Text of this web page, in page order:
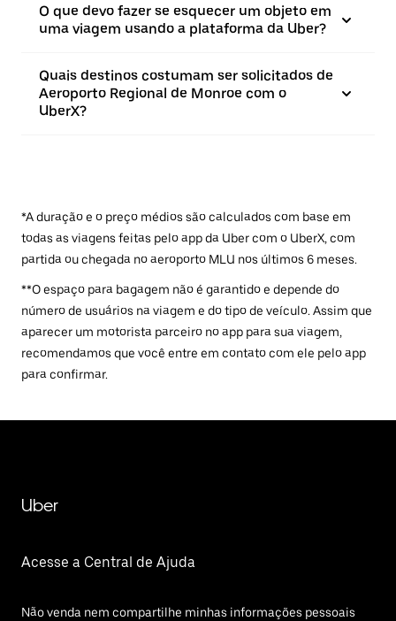
O que devo fazer se esquecer um objeto em
uma viagem usando a plataforma da Uber?
Quais destinos costumam ser solicitados de
Aeroporto Regional de Monroe com o
UberX?
*A duração e o preço médios são calculados com base em
todas as viagens feitas pelo app da Uber com o UberX, com
partida ou chegada no aeroporto MLU nos últimos 6 meses.
**O espaço para bagagem não é garantido e depende do
número de usuários na viagem e do tipo de veículo. Assim que
aparecer um motorista parceiro no app para sua viagem,
recomendamos que você entre em contato com ele pelo app
para confirmar.
Uber
Acesse a Central de Ajuda
Não venda nem compartilhe minhas informações pessoais